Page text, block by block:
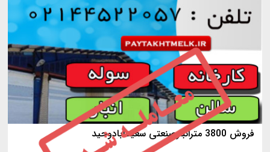
فروش 3800 مترانبارصنعتی سعیدآبادوحید